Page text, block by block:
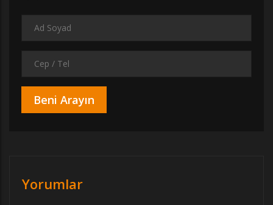
Yorumlar